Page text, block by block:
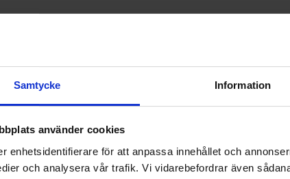
Samtycke Information
använder cookies
enhetsidentifierare för att anpassa innehållet och
och analysera vår trafik. Vi vidarebefordrar även
Den är 86 m2 med 2 våningar. I stugan